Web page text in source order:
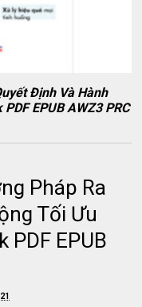
Định Và Hành
EPUB AWZ3 PRC
Pháp Ra
Tối Ưu
PDF EPUB